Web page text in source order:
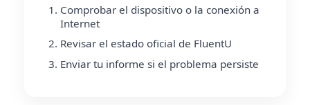
Comprobar el dispositivo o la conexión a
Internet
Revisar el estado oficial de FluentU
Enviar tu informe si el problema persiste